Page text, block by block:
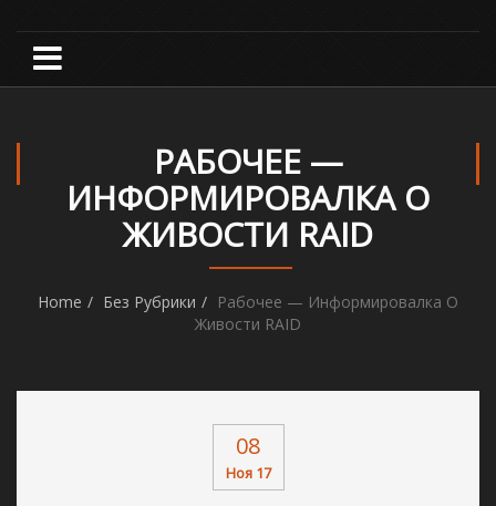
РАБОЧЕЕ —
ИНФОРМИРОВАЛКА О
ЖИВОСТИ RAID
Home Без Рубрики
Рабочее — Информировалка О
Живости RAID
08
Ноя 17